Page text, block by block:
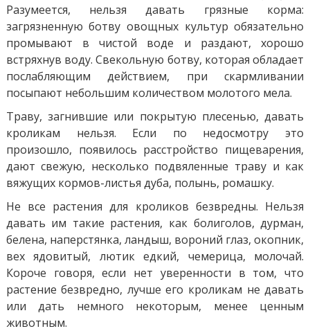
Разумеется, нельзя давать грязные корма:
загрязненную ботву овощных культур обязательно
промывают в чистой воде и раздают, хорошо
встряхнув воду. Свекольную ботву, которая обладает
послабляющим действием, при скармливании
посыпают небольшим количеством молотого мела.
Траву, загнившие или покрытую плесенью, давать
кроликам нельзя. Если по недосмотру это
произошло, появилось расстройство пищеварения,
дают свежую, несколько подвяленные траву и как
вяжущих кормов-листья дуба, полынь, ромашку.
Не все растения для кроликов безвредны. Нельзя
давать им такие растения, как болиголов, дурман,
белена, наперстянка, ландыш, вороний глаз, окопник,
вех ядовитый, лютик едкий, чемерица, молочай.
Короче говоря, если нет уверенности в том, что
растение безвредно, лучше его кроликам не давать
или дать немного некоторым, менее ценным
животным.